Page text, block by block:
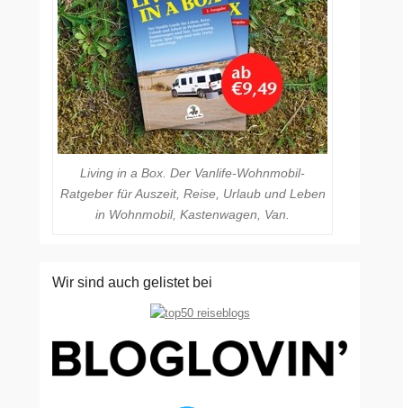
Living in a Box. Der Vanlife-Wohnmobil-
Ratgeber für Auszeit, Reise, Urlaub und Leben
in Wohnmobil, Kastenwagen, Van.
Wir sind auch gelistet bei